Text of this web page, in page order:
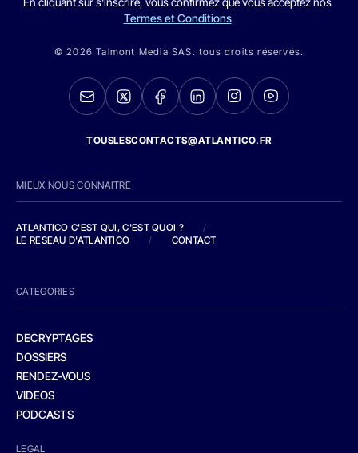
Termes et Conditions
© 2026 Talmont Media SAS. tous droits réservés.
TOUSLESCONTACTS@ATLANTICO.FR
MIEUX NOUS CONNAITRE
ATLANTICO C'EST QUI, C'EST QUOI ?
/
LE RESEAU D'ATLANTICO
/ CONTACT
CATEGORIES
DECRYPTAGES
DOSSIERS
RENDEZ-VOUS
VIDEOS
PODCASTS
LEGAL